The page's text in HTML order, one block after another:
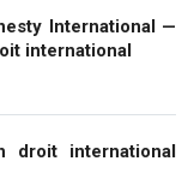
International —
international
droit international